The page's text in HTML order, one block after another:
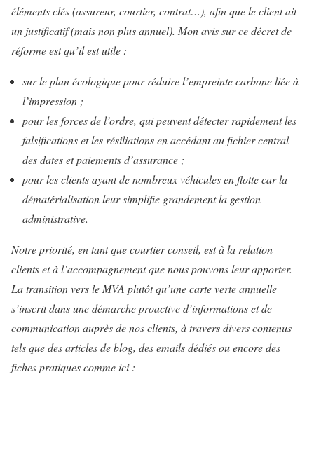
éléments clés (assureur, courtier, contrat…), afin que le client ait
un justificatif (mais non plus annuel). Mon avis sur ce décret de
réforme est qu’il est utile :
sur le plan écologique pour réduire l’empreinte carbone liée à
l’impression ;
pour les forces de l’ordre, qui peuvent détecter rapidement les
falsifications et les résiliations en accédant au fichier central
des dates et paiements d’assurance ;
pour les clients ayant de nombreux véhicules en flotte car la
dématérialisation leur simplifie grandement la gestion
administrative.
Notre priorité, en tant que courtier conseil, est à la relation
clients et à l’accompagnement que nous pouvons leur apporter.
La transition vers le MVA plutôt qu’une carte verte annuelle
s’inscrit dans une démarche proactive d’informations et de
communication auprès de nos clients, à travers divers contenus
tels que des articles de blog, des emails dédiés ou encore des
fiches pratiques comme ici :